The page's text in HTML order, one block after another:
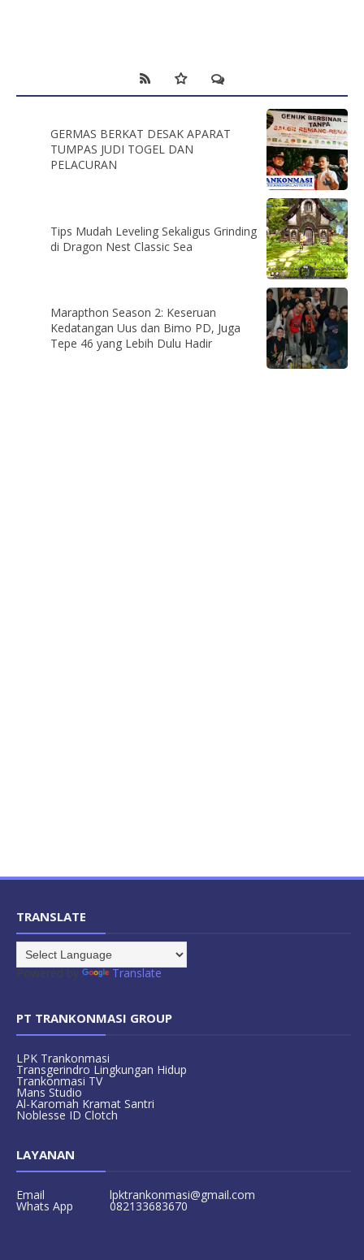
GERMAS BERKAT DESAK APARAT
TUMPAS JUDI TOGEL DAN
PELACURAN
Tips Mudah Leveling Sekaligus Grinding
di Dragon Nest Classic Sea
Marapthon Season 2: Keseruan
Kedatangan Uus dan Bimo PD, Juga
Tepe 46 yang Lebih Dulu Hadir
TRANSLATE
Powered by Translate
PT TRANKONMASI GROUP
LPK Trankonmasi
Transgerindro Lingkungan Hidup
Trankonmasi TV
Mans Studio
Al-Karomah Kramat Santri
Noblesse ID Clotch
LAYANAN
Email lpktrankonmasi@gmail.com
Whats App 082133683670